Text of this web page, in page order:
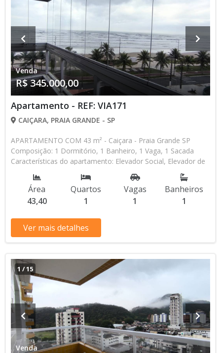
Venda
R$ 345.000,00
Apartamento - REF: VIA171
CAIÇARA, PRAIA GRANDE - SP
APARTAMENTO COM 43 m² - Caiçara - Praia Grande SP
Composição: 1 Dormitório, 1 Banheiro, 1 Vaga, 1 Sacada
Características do apartamento: Elevador Social, Elevador de
Serviço, Acessibilidade, Interfone, Piscina, Sauna, Salão de
Jogos, Salão de Festas, Espaço Kids, Espaço Gourmet,
Academia, Churrasqueira Aceita Financiamento Bancário * Os
valores e disponibilidade podem ser alterados sem prévio
Área
43,40
Quartos
1
Vagas
1
Banheiros
1
Ver mais detalhes
1 /15
Venda